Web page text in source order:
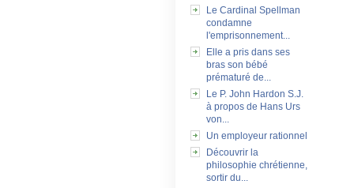
Le Cardinal Spellman
condamne
l'emprisonnement...
Elle a pris dans ses
bras son bébé
prématuré de...
Le P. John Hardon S.J.
à propos de Hans Urs
von...
Un employeur rationnel
Découvrir la
philosophie chrétienne,
sortir du...